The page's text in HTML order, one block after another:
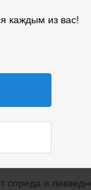
каждым из вас!
в
спреда и